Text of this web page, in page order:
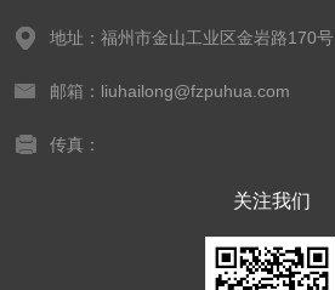
地址：福州市金山工业区金岩路170号
邮箱：liuhailong@fzpuhua.com
传真：
关注我们